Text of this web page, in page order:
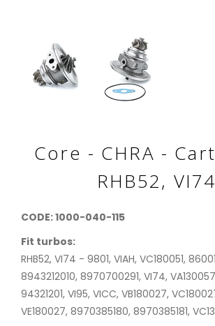
Core - CHRA -
RHB52, VI74
CODE: 1000-040-115
Fit turbos:
RHB52, VI74 - 9801, VIAH, VC180051,
8943212010, 8970700291, VI74,
94321201, VI95, VICC, VB180027,
VE180027, 8970385180, 8970385181,